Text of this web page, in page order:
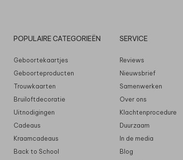
POPULAIRE CATEGORIEËN
Geboortekaartjes
Geboorteproducten
Trouwkaarten
Bruiloftdecoratie
Uitnodigingen
Cadeaus
Kraamcadeaus
Back to School
SERVICE
Reviews
Nieuwsbrief
Samenwerken
Over ons
Klachtenprocedure
Duurzaam
In de media
Blog